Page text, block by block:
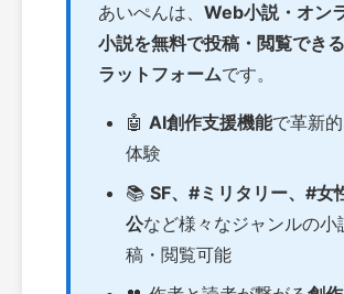
あいぺんは、 Web小説・オン
小説を無料で投稿・閲覧でき
ラットフォームです。
🤖 AI創作支援機能で革新
体験
📚 SF、#ミリタリー、#女
公など様々なジャンルの小
稿・閲覧可能